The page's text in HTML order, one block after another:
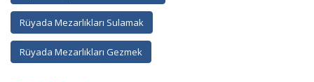
Rüyada Mezarlıkları Sulamak
Rüyada Mezarlıkları Gezmek